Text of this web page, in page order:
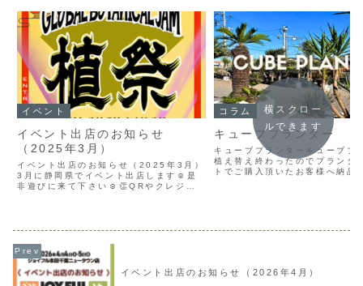
イベント
イベント出店のお知らせ
（2025年3月）
イベント出店のお知らせ（2025年3月）
3月に静岡県でイベント出店します☺️是
非遊びに来て下さい☺️👏QRやクレジッ
ています☺️●...
コラム
キューブプランター
キューブプランターキューブプ
植え替え終わったのでプランタ
トでご購入頂いたお客様へ納品
横スクロー
ルできます
イベント出店のお知らせ（2026年4月）